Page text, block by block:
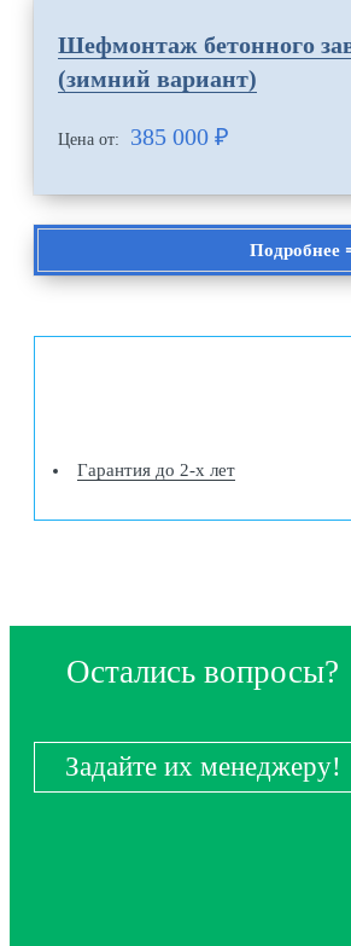
Шефмонтаж бетонного
(зимний вариант)
Цена от: 385 000 ₽
Подробнее
Гарантия до 2-х лет
Остались вопросы?
Задайте их менеджеру!